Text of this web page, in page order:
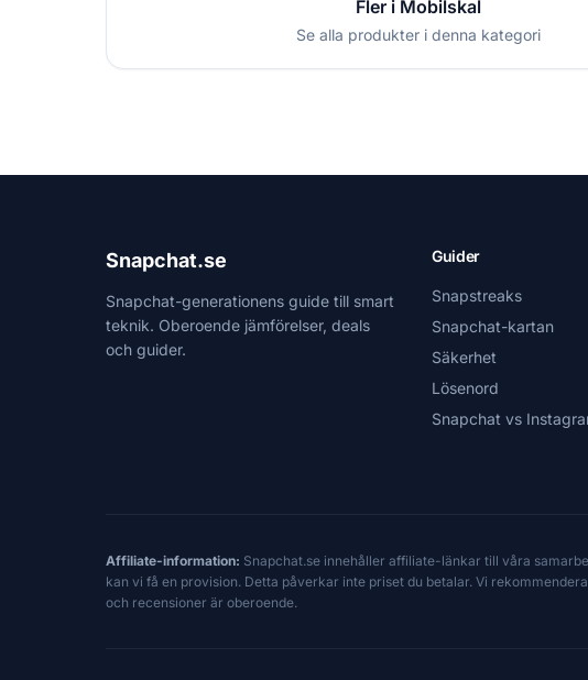
Fler i Mobilskal
Se alla produkter i denna kategori
Snapchat.se
Snapchat-generationens guide till smart
teknik. Oberoende jämförelser, deals
och guider.
Guider
Snapstreaks
Snapchat-kartan
Säkerhet
Lösenord
Snapchat vs
Affiliate-information: Snapchat.se innehåller affiliate-länkar till våra
kan vi få en provision. Detta påverkar inte priset du betalar. Vi
och recensioner är oberoende.